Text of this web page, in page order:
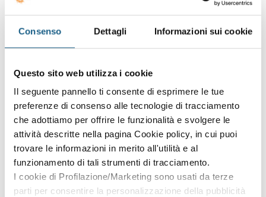
Consenso Dettagli Informazioni sui cookie
Questo sito web utilizza i cookie
Il seguente pannello ti consente di esprimere le tue
preferenze di consenso alle tecnologie di tracciamento
che adottiamo per offrire le funzionalità e svolgere le
attività descritte nella pagina Cookie policy, in cui puoi
trovare le informazioni in merito all'utilità e al
funzionamento di tali strumenti di tracciamento.
I cookie di Profilazione/Marketing sono usati da terze
parti per consentire la personalizzazione della pubblicità
Iscrizione
Sei già cliente?
Accedi con le credenziali che hai già creato in fase di
AZIENDA PRIVATO
P. IVA
PASSWORD (minimo 8 caratteri)